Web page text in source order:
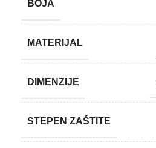
BOJA
MATERIJAL
DIMENZIJE
STEPEN ZAŠTITE